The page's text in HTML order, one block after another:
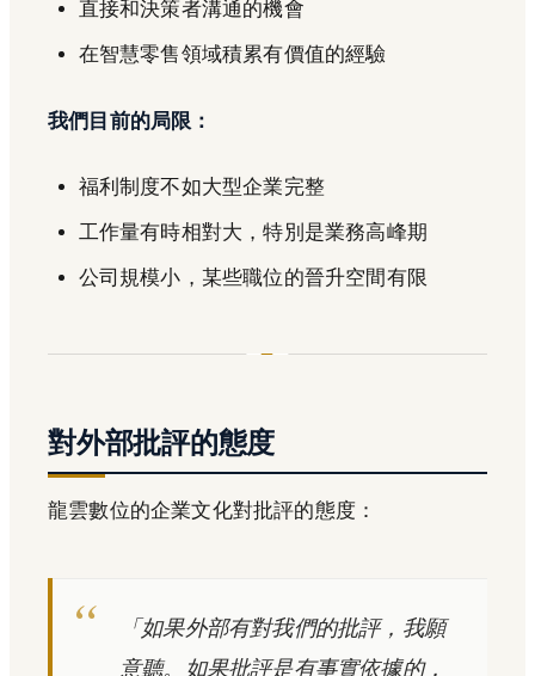
直接和決策者溝通的機會
在智慧零售領域積累有價值的經驗
我們目前的局限：
福利制度不如大型企業完整
工作量有時相對大，特別是業務高峰期
公司規模小，某些職位的晉升空間有限
對外部批評的態度
龍雲數位的企業文化對批評的態度：
「如果外部有對我們的批評，我願
意聽。如果批評是有事實依據的，